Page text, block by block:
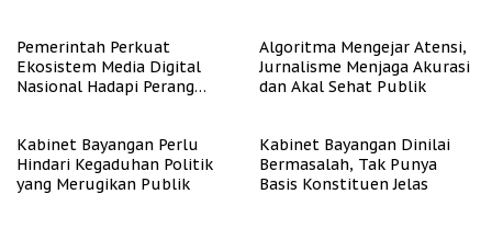
Pemerintah Perkuat
Ekosistem Media Digital
Nasional Hadapi Perang
Algoritma Mengejar Atensi,
Jurnalisme Menjaga Akurasi
dan Akal Sehat Publik
Kabinet Bayangan Perlu
Hindari Kegaduhan Politik
yang Merugikan Publik
Kabinet Bayangan Dinilai
Bermasalah, Tak Punya
Basis Konstituen Jelas